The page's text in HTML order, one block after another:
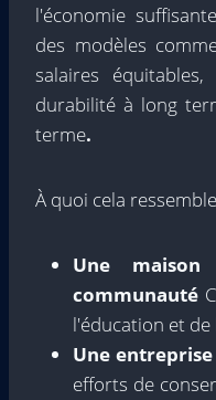
l'économie
des modèles
salaires
durabilité à long
terme.
À quoi cela
Une
communauté
l'éducation et de
Une
efforts de